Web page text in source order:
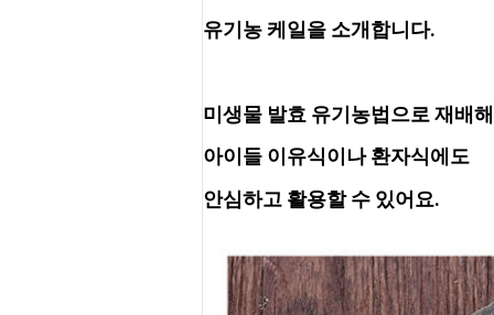
유기농 케일을 소개합니다.
미생물 발효 유기농법으로 재배해
아이들 이유식이나 환자식에도
안심하고 활용할 수 있어요.